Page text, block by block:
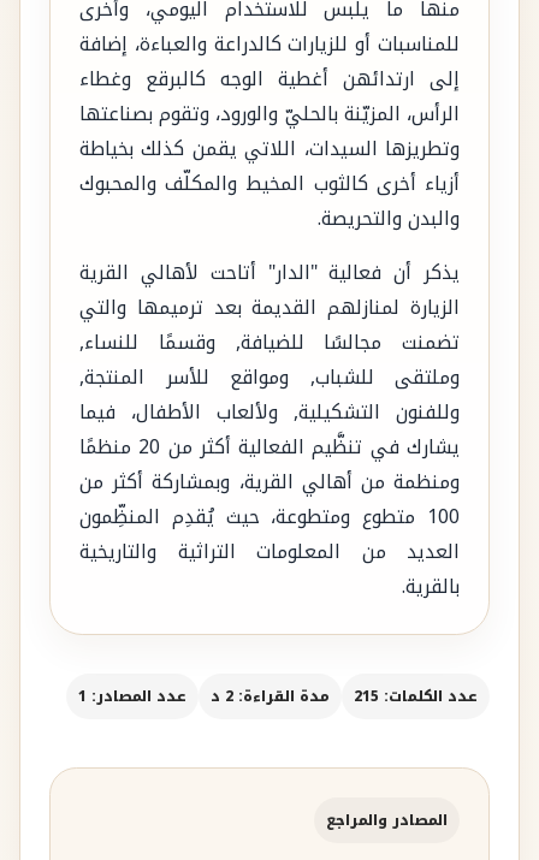
منها ما يلبس للاستخدام اليومي، وأخرى
للمناسبات أو للزيارات كالدراعة والعباءة، إضافة
إلى ارتدائهن أغطية الوجه كالبرقع وغطاء
الرأس، المزيّنة بالحليّ والورود، وتقوم بصناعتها
وتطريزها السيدات، اللاتي يقمن كذلك بخياطة
أزياء أخرى كالثوب المخيط والمكلّف والمحبوك
والبدن والتحريصة.
يذكر أن فعالية "الدار" أتاحت لأهالي القرية
الزيارة لمنازلهم القديمة بعد ترميمها والتي
تضمنت مجالسًا للضيافة, وقسمًا للنساء,
وملتقى للشباب, ومواقع للأسر المنتجة,
وللفنون التشكيلية, ولألعاب الأطفال، فيما
يشارك في تنظَّيم الفعالية أكثر من 20 منظمًا
ومنظمة من أهالي القرية، وبمشاركة أكثر من
100 متطوع ومتطوعة، حيث يُقدِم المنظِّمون
العديد من المعلومات التراثية والتاريخية
بالقرية.
عدد الكلمات: 215 مدة القراءة: 2 د عدد المصادر: 1
المصادر والمراجع